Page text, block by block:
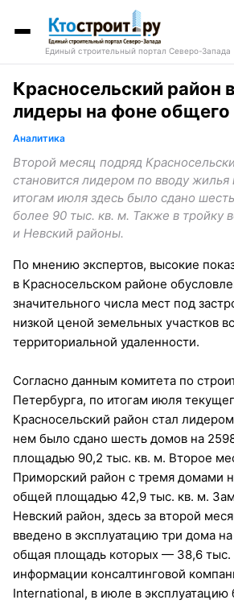
Единый строительный портал Северо-Запада
Красносельский район
лидеры на фоне общего
Аналитика
Второй месяц подряд
становится лидером по вводу
итогам июля здесь было сдано
более 90 тыс. кв. м. Также в тройку
и Невский районы.
По мнению экспертов, высокие
в Красносельском районе
значительного числа мест под
низкой ценой земельных участков
территориальной удаленности.
Согласно данным комитета по
Петербурга, по итогам июля
Красносельский район стал
нем было сдано шесть домов на
площадью 90,2 тыс. кв. м. Второе
Приморский район с тремя домами
общей площадью 42,9 тыс. кв. м.
Невский район, здесь за второй
введено в эксплуатацию три дома
общая площадь которых — 38,6 тыс.
информации консалтинговой
International, в июле в